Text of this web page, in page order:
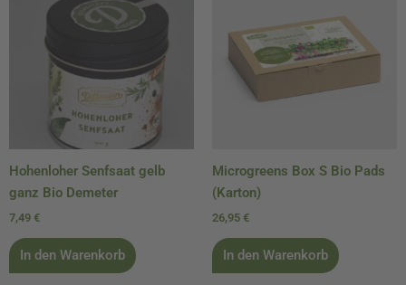
Hohenloher Senfsaat gelb
ganz Bio Demeter
7,49 €
In den Warenkorb
Microgreens Box S Bio Pads
(Karton)
26,95 €
In den Warenkorb